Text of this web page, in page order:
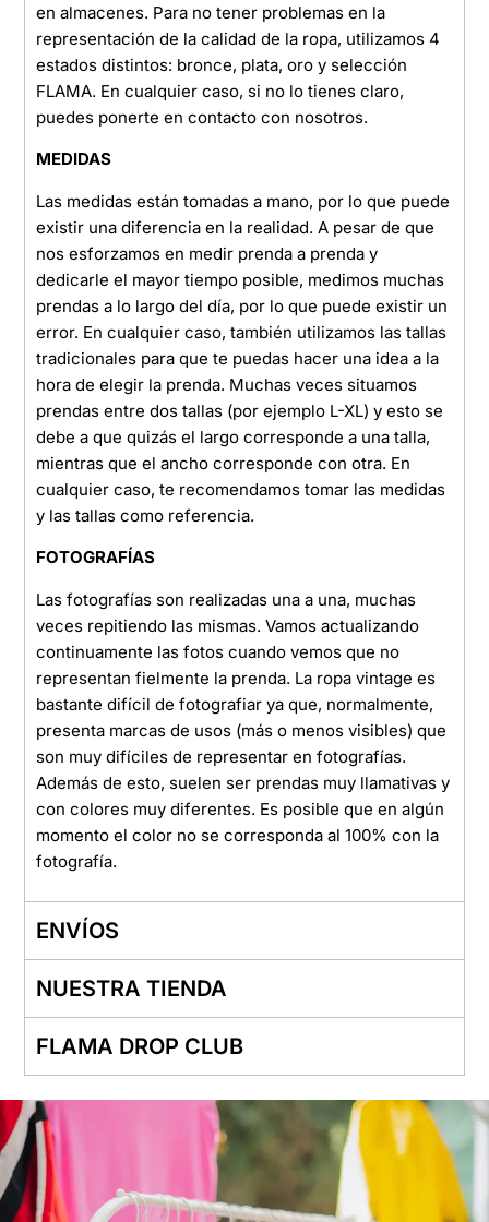
en almacenes. Para no tener problemas en la
representación de la calidad de la ropa, utilizamos 4
estados distintos: bronce, plata, oro y selección
FLAMA. En cualquier caso, si no lo tienes claro,
puedes ponerte en contacto con nosotros.
MEDIDAS
Las medidas están tomadas a mano, por lo que puede
existir una diferencia en la realidad. A pesar de que
nos esforzamos en medir prenda a prenda y
dedicarle el mayor tiempo posible, medimos muchas
prendas a lo largo del día, por lo que puede existir un
error. En cualquier caso, también utilizamos las tallas
tradicionales para que te puedas hacer una idea a la
hora de elegir la prenda. Muchas veces situamos
prendas entre dos tallas (por ejemplo L-XL) y esto se
debe a que quizás el largo corresponde a una talla,
mientras que el ancho corresponde con otra. En
cualquier caso, te recomendamos tomar las medidas
y las tallas como referencia.
FOTOGRAFÍAS
Las fotografías son realizadas una a una, muchas
veces repitiendo las mismas. Vamos actualizando
continuamente las fotos cuando vemos que no
representan fielmente la prenda. La ropa vintage es
bastante difícil de fotografiar ya que, normalmente,
presenta marcas de usos (más o menos visibles) que
son muy difíciles de representar en fotografías.
Además de esto, suelen ser prendas muy llamativas y
con colores muy diferentes. Es posible que en algún
momento el color no se corresponda al 100% con la
fotografía.
ENVÍOS
NUESTRA TIENDA
FLAMA DROP CLUB